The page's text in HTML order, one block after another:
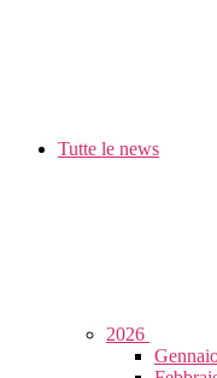
Tutte le news
2026